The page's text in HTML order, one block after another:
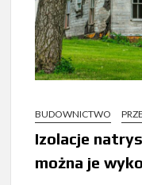
BUDOWNICTWO
Izolacje
można je